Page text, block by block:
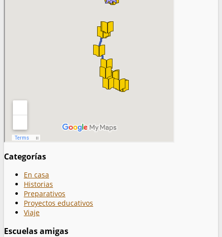
Categorías
En casa
Historias
Preparativos
Proyectos educativos
Viaje
Escuelas amigas